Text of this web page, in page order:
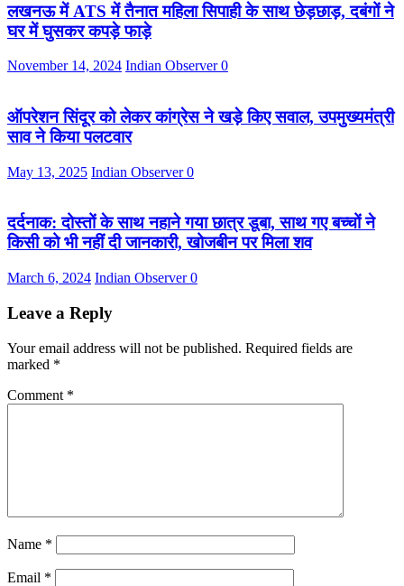
लखनऊ में ATS में तैनात महिला सिपाही के साथ छेड़छाड़, दबंगों ने
घर में घुसकर कपड़े फाड़े
November 14, 2024 Indian Observer0
ऑपरेशन सिंदूर को लेकर कांग्रेस ने खड़े किए सवाल, उपमुख्यमंत्री
साव ने किया पलटवार
May 13, 2025 Indian Observer0
दर्दनाक: दोस्तों के साथ नहाने गया छात्र डूबा, साथ गए बच्चों ने
किसी को भी नहीं दी जानकारी, खोजबीन पर मिला शव
March 6, 2024 Indian Observer0
Leave a Reply
Your email address will not be published. Required fields are
marked *
Comment *
Name *
Email *